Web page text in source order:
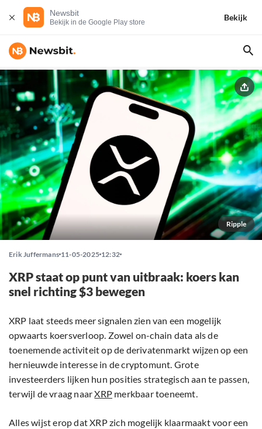
Newsbit
Bekijk in de Google Play store
Bekijk
Ripple
Erik Juffermans 11-05-2025 12:32
XRP staat op punt van uitbraak: koers kan
snel richting $3 bewegen
XRP laat steeds meer signalen zien van een mogelijk
opwaarts koersverloop. Zowel on-chain data als de
toenemende activiteit op de derivatenmarkt wijzen op een
hernieuwde interesse in de cryptomunt. Grote
investeerders lijken hun posities strategisch aan te passen,
terwijl de vraag naarXRP merkbaar toeneemt.
Alles wijst erop dat XRP zich mogelijk klaarmaakt voor een